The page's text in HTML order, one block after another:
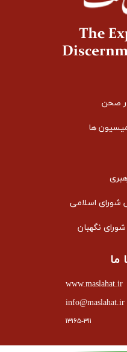
صحن
ها
اسلامی
شورای نگهبان
ما
www.maslahat.ir
info@maslahat.ir
۱۳۱۶۵-۳۱۱